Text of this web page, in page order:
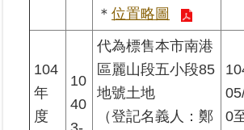
＊ 位置略圖
104
年
度
10
40
代為標售本市南港
區麗山段五小段85
地號土地
（登記名義人：鄭
0